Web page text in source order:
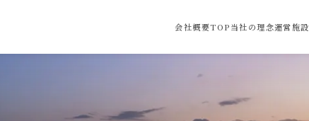
会社概要TOP当社の理念運営施設